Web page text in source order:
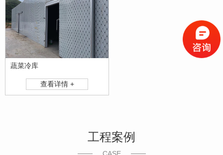
蔬菜冷库
查看详情 +
工程案例
CASE